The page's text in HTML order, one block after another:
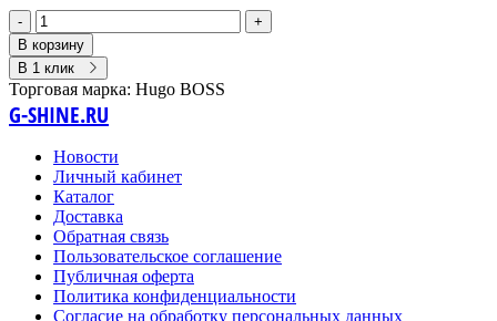
-
+
В корзину
В 1 клик
Торговая марка: Hugo BOSS
G-SHINE.RU
Новости
Личный кабинет
Каталог
Доставка
Обратная связь
Пользовательское соглашение
Публичная оферта
Политика конфиденциальности
Согласие на обработку персональных данных